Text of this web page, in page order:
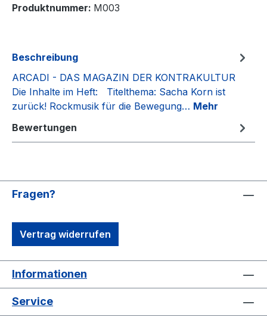
Produktnummer: M003
Beschreibung
ARCADI - DAS MAGAZIN DER KONTRAKULTUR
Die Inhalte im Heft: Titelthema: Sacha Korn ist
zurück! Rockmusik für die Bewegung… Mehr
Bewertungen
Fragen?
Vertrag widerrufen
Informationen
Service